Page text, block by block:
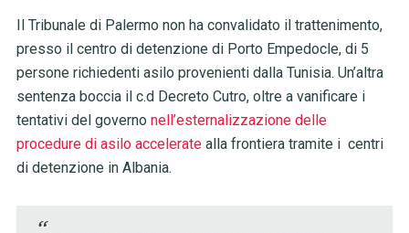
Il Tribunale di Palermo non ha convalidato il trattenimento,
presso il centro di detenzione di Porto Empedocle, di 5
persone richiedenti asilo provenienti dalla Tunisia. Un’altra
sentenza boccia il c.d Decreto Cutro, oltre a vanificare i
tentativi del governo nell’esternalizzazione delle
procedure di asilo acceleratealla frontiera tramite i centri
di detenzione in Albania.